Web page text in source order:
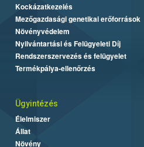
Kockázatkezelés
Mezőgazdasági genetikai erőforrások
Növényvédelem
Nyilvántartási és Felügyeleti Díj
Rendszerszervezés és felügyelet
Termékpálya-ellenőrzés
Ügyintézés
Élelmiszer
Állat
Növény